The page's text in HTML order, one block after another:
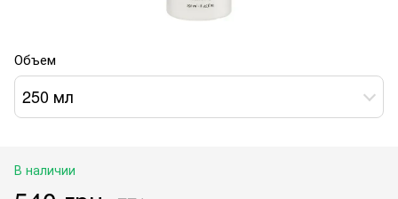
Объем
250 мл
В наличии